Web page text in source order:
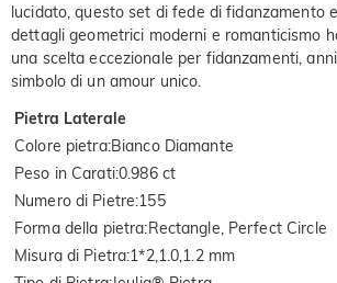
lucidato, questo set di fede di fidanzamento
dettagli geometrici moderni e romanticismo
una scelta eccezionale per fidanzamenti,
simbolo di un amour unico.
Pietra Laterale
Colore pietra:Bianco Diamante
Peso in Carati:0.986 ct
Numero di Pietre:155
Forma della pietra:Rectangle, Perfect Circle
Misura di Pietra:1*2,1.0,1.2 mm